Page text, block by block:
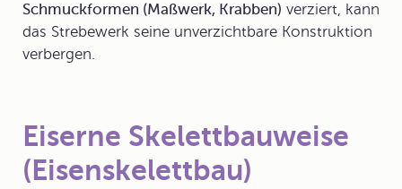
Schmuckformen (Maßwerk, Krabben) verziert, kann
das Strebewerk seine unverzichtbare Konstruktion
verbergen.
Eiserne Skelettbauweise
(Eisenskelettbau)